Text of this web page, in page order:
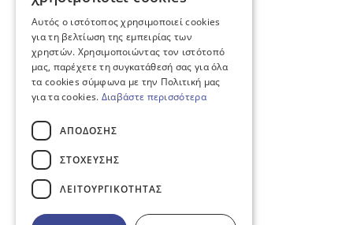
Αυτός ο ιστότοπος χρησιμοποιεί cookies
για τη βελτίωση της εμπειρίας των
χρηστών. Χρησιμοποιώντας τον ιστότοπό
μας, παρέχετε τη συγκατάθεσή σας για όλα
τα cookies σύμφωνα με την Πολιτική μας
για τα cookies. Διαβάστε περισσότερα
ΑΠΌΔΟΣΗΣ
ΣΤΌΧΕΥΣΗΣ
ΛΕΙΤΟΥΡΓΙΚΌΤΗΤΑΣ